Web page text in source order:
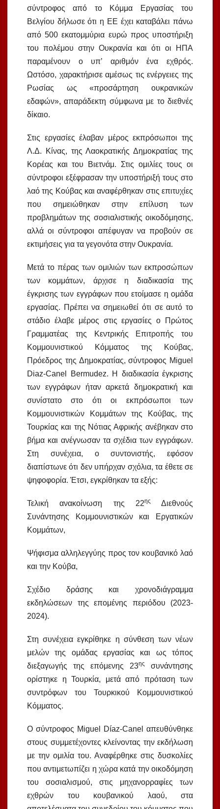
σύντροφος από το Κόμμα Εργασίας του
Βελγίου δήλωσε ότι η ΕΕ έχει καταβάλει πάνω
από 500 εκατομμύρια ευρώ προς υποστήριξη
του πολέμου στην Ουκρανία και ότι οι ΗΠΑ
παραμένουν ο υπ’ αριθμόν ένα εχθρός.
Ωστόσο, χαρακτήρισε αμέσως τις ενέργειες της
Ρωσίας ως «προσάρτηση ουκρανικών
εδαφών», απαράδεκτη σύμφωνα με το διεθνές
δίκαιο.
Στις εργασίες έλαβαν μέρος εκπρόσωποι της
Λ.Δ. Κίνας, της Λαοκρατικής Δημοκρατίας της
Κορέας και του Βιετνάμ. Στις ομιλίες τους οι
σύντροφοι εξέφρασαν την υποστήριξή τους στο
λαό της Κούβας και αναφέρθηκαν στις επιτυχίες
που σημειώθηκαν στην επίλυση των
προβλημάτων της σοσιαλιστικής οικοδόμησης,
αλλά οι σύντροφοι απέφυγαν να προβούν σε
εκτιμήσεις για τα γεγονότα στην Ουκρανία.
Μετά το πέρας των ομιλιών των εκπροσώπων
των κομμάτων, άρχισε η διαδικασία της
έγκρισης των εγγράφων που ετοίμασε η ομάδα
εργασίας. Πρέπει να σημειωθεί ότι σε αυτό το
στάδιο έλαβε μέρος στις εργασίες ο Πρώτος
Γραμματέας της Κεντρικής Επιτροπής του
Κομμουνιστικού Κόμματος της Κούβας,
Πρόεδρος της Δημοκρατίας, σύντροφος Miguel
Diaz-Canel Bermudez. Η διαδικασία έγκρισης
των εγγράφων ήταν αρκετά δημοκρατική και
συνίστατο στο ότι οι εκπρόσωποι των
Κομμουνιστικών Κομμάτων της Κούβας, της
Τουρκίας και της Νότιας Αφρικής ανέβηκαν στο
βήμα και ανέγνωσαν τα σχέδια των εγγράφων.
Στη συνέχεια, ο συντονιστής, εφόσον
διαπίστωνε ότι δεν υπήρχαν σχόλια, τα έθετε σε
ψηφοφορία. Έτσι, εγκρίθηκαν τα εξής:
Τελική ανακοίνωση της 22ηςΔιεθνούς
Συνάντησης Κομμουνιστικών και Εργατικών
Κομμάτων,
Ψήφισμα αλληλεγγύης προς τον κουβανικό λαό
και την Κούβα,
Σχέδιο δράσης και χρονοδιάγραμμα
εκδηλώσεων της επομένης περιόδου (2023-
2024).
Στη συνέχεια εγκρίθηκε η σύνθεση των νέων
μελών της ομάδας εργασίας και ως τόπος
διεξαγωγής της επόμενης 23ης
συνάντησης
ορίστηκε η Τουρκία, μετά από πρόταση των
συντρόφων του Τουρκικού Κομμουνιστικού
Κόμματος.
Ο σύντροφος Miguel Díaz-Canel απευθύνθηκε
στους συμμετέχοντες κλείνοντας την εκδήλωση
με την ομιλία του. Αναφέρθηκε στις δυσκολίες
που αντιμετωπίζει η χώρα κατά την οικοδόμηση
του σοσιαλισμού, στις μηχανορραφίες των
εχθρών του κουβανικού λαού, στα